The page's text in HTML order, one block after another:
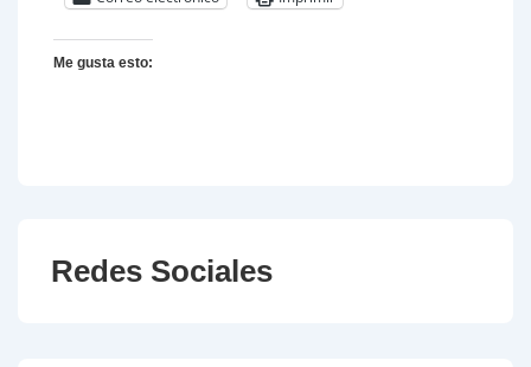
Me gusta esto:
Redes Sociales